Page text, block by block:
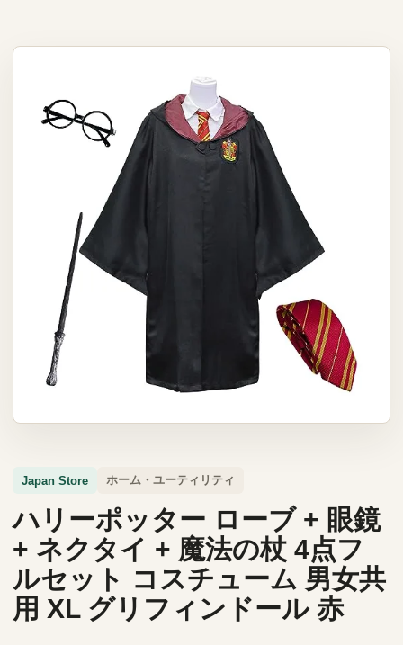
Japan Store ホーム・ユーティリティ
ハリーポッター ローブ + 眼鏡
+ ネクタイ + 魔法の杖 4点フ
ルセット コスチューム 男女共
用 XL グリフィンドール 赤